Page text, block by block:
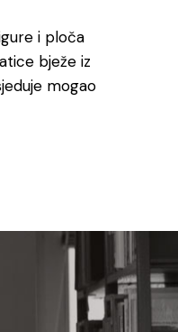
i ploča
bježe iz
mogao